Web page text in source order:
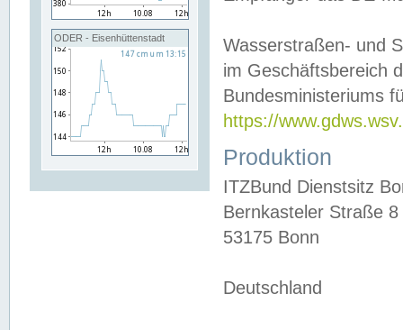
ODER - Eisenhüttenstadt
Wasserstraßen- und
im Geschäftsbereich
Bundesministeriums
https://
Produktion
ITZBund Dienstsitz
Bernkasteler Straße 8
53175 Bonn
Deutschland